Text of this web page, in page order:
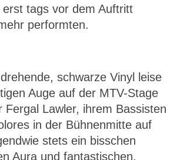
erst tags vor dem Auftritt
performten.
schwarze Vinyl leise
Auge auf der MTV-Stage
Lawler, ihrem Bassisten
in der Bühnenmitte auf
stets ein bisschen
Aura und fantastischen,